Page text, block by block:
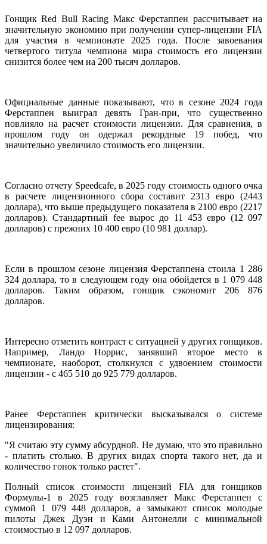
Гонщик Red Bull Racing Макс Ферстаппен рассчитывает на
значительную экономию при получении супер-лицензии FIA
для участия в чемпионате 2025 года. После завоевания
четвертого титула чемпиона мира стоимость его лицензии
снизится более чем на 200 тысяч долларов.
Официальные данные показывают, что в сезоне 2024 года
Ферстаппен выиграл девять Гран-при, что существенно
повлияло на расчет стоимости лицензии. Для сравнения, в
прошлом году он одержал рекордные 19 побед, что
значительно увеличило стоимость его лицензии.
Согласно отчету Speedcafe, в 2025 году стоимость одного очка
в расчете лицензионного сбора составит 2313 евро (2443
доллара), что выше предыдущего показателя в 2100 евро (2217
долларов). Стандартный fee вырос до 11 453 евро (12 097
долларов) с прежних 10 400 евро (10 981 доллар).
Если в прошлом сезоне лицензия Ферстаппена стоила 1 286
324 доллара, то в следующем году она обойдется в 1 079 448
долларов. Таким образом, гонщик сэкономит 206 876
долларов.
Интересно отметить контраст с ситуацией у других гонщиков.
Например, Ландо Норрис, занявший второе место в
чемпионате, наоборот, столкнулся с удвоением стоимости
лицензии - с 465 510 до 925 779 долларов.
Ранее Ферстаппен критически высказывался о системе
лицензирования:
"Я считаю эту сумму абсурдной. Не думаю, что это правильно
- платить столько. В других видах спорта такого нет, да и
количество гонок только растет".
Полный список стоимости лицензий FIA для гонщиков
Формулы-1 в 2025 году возглавляет Макс Ферстаппен с
суммой 1 079 448 долларов, а замыкают список молодые
пилоты Джек Дуэн и Ками Антонелли с минимальной
стоимостью в 12 097 долларов.